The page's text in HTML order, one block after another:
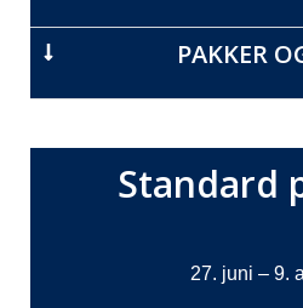
PAKKER
Standard
27. juni – 9.